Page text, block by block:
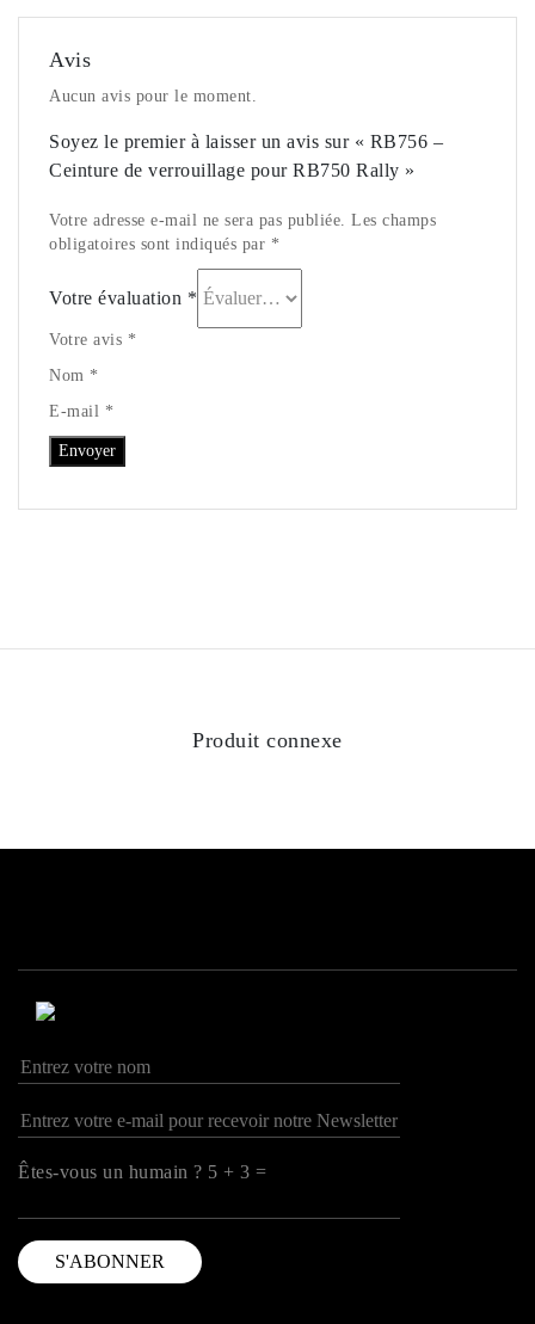
Avis
Aucun avis pour le moment.
Soyez le premier à laisser un avis sur « RB756 –
Ceinture de verrouillage pour RB750 Rally »
Votre adresse e-mail ne sera pas publiée. Les champs
obligatoires sont indiqués par *
Votre évaluation *
Votre avis *
Nom *
E-mail *
Produit connexe
Êtes-vous un humain ? 5 + 3 =